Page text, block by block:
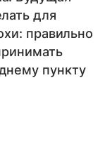
для
правильно
пункту